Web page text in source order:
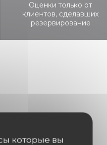
которые вы
Оценки только от
клиентов, сделавших
резервирование